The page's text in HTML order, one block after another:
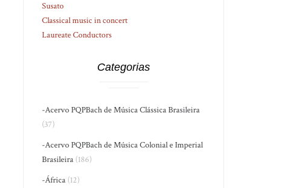
Susato
Classical music in concert
Laureate Conductors
Categorias
-Acervo PQPBach de Música Clássica Brasileira
(37)
-Acervo PQPBach de Música Colonial e Imperial
Brasileira (186)
-África (12)